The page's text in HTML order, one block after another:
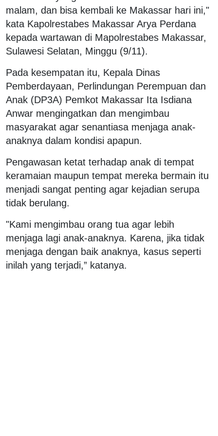
malam, dan bisa kembali ke Makassar hari ini,"
kata Kapolrestabes Makassar Arya Perdana
kepada wartawan di Mapolrestabes Makassar,
Sulawesi Selatan, Minggu (9/11).
Pada kesempatan itu, Kepala Dinas
Pemberdayaan, Perlindungan Perempuan dan
Anak (DP3A) Pemkot Makassar Ita Isdiana
Anwar mengingatkan dan mengimbau
masyarakat agar senantiasa menjaga anak-
anaknya dalam kondisi apapun.
Pengawasan ketat terhadap anak di tempat
keramaian maupun tempat mereka bermain itu
menjadi sangat penting agar kejadian serupa
tidak berulang.
"Kami mengimbau orang tua agar lebih
menjaga lagi anak-anaknya. Karena, jika tidak
menjaga dengan baik anaknya, kasus seperti
inilah yang terjadi,” katanya.